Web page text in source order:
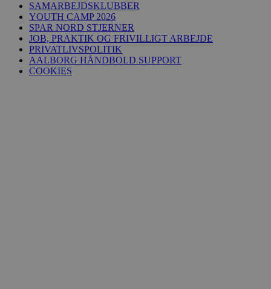
SAMARBEJDSKLUBBER
YOUTH CAMP 2026
SPAR NORD STJERNER
JOB, PRAKTIK OG FRIVILLIGT ARBEJDE
PRIVATLIVSPOLITIK
AALBORG HÅNDBOLD SUPPORT
COOKIES